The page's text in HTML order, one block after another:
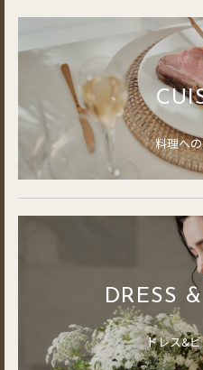
料理へ
DRESS
ドレス&